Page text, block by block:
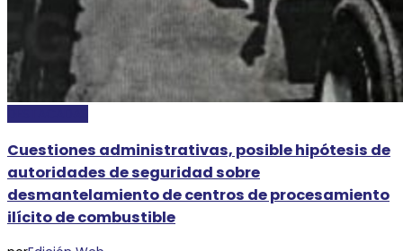
Cuestiones administrativas, posible hipótesis de
autoridades de seguridad sobre
desmantelamiento de centros de procesamiento
ilícito de combustible